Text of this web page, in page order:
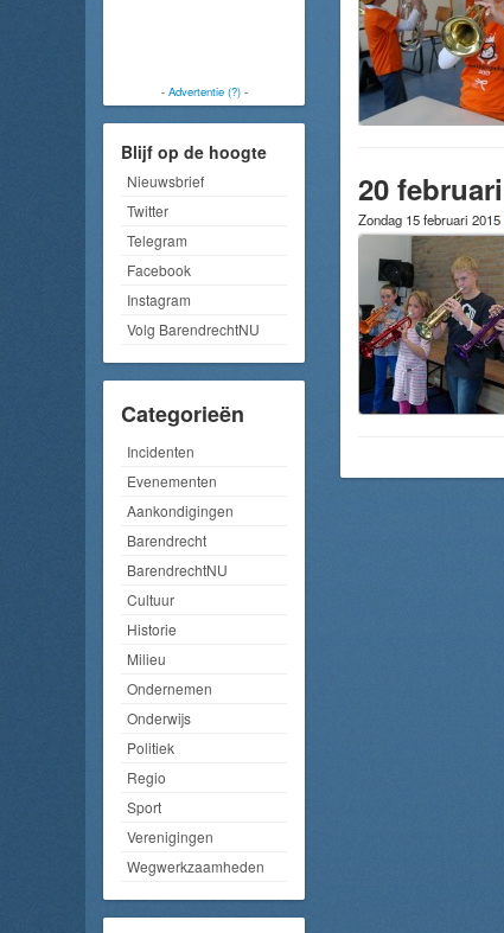
- Advertentie (?)-
Blijf op de hoogte
Nieuwsbrief
Twitter
Telegram
Facebook
Instagram
Volg BarendrechtNU
Categorieën
Incidenten
Evenementen
Aankondigingen
Barendrecht
BarendrechtNU
Cultuur
Historie
Milieu
Ondernemen
Onderwijs
Politiek
Regio
Sport
Verenigingen
Wegwerkzaamheden
20
Zondag 15 februari 2015